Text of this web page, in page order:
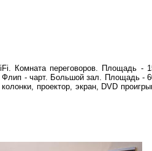
Комната переговоров. Площадь -
- чарт. Большой зал. Площадь -
проектор, экран, DVD